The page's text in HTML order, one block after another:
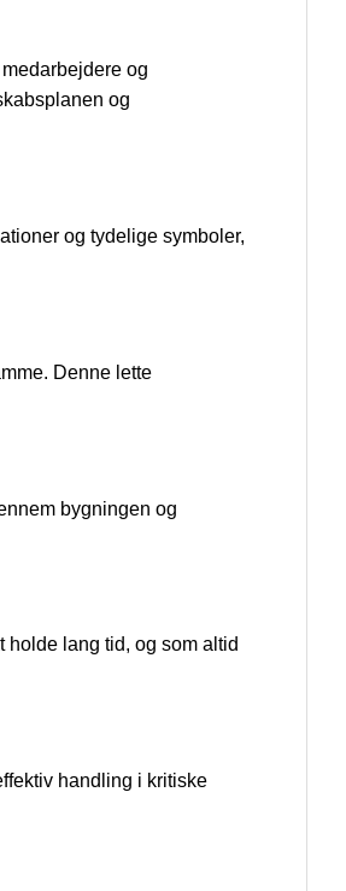
og
og
og tydelige symboler,
Denne lette
bygningen og
holde lang tid, og som altid
handling i kritiske